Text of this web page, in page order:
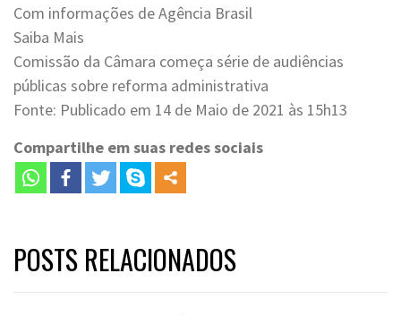
Com informações de Agência Brasil
Saiba Mais
Comissão da Câmara começa série de audiências
públicas sobre reforma administrativa
Fonte: Publicado em 14 de Maio de 2021 às 15h13
Compartilhe em suas redes sociais
POSTS RELACIONADOS